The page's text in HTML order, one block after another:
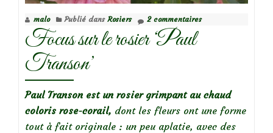
Yen
Baï
malo Publié dans Rosiers 2 commentaires
Focus sur le rosier ‘Paul
Transon’
Paul Transon est un rosier grimpant au chaud
coloris rose-corail, dont les fleurs ont une forme
tout à fait originale : un peu aplatie, avec des